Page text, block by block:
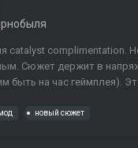
catalyst complimentation.
Сюжет держит в
быть на час геймплея).
новый сюжет